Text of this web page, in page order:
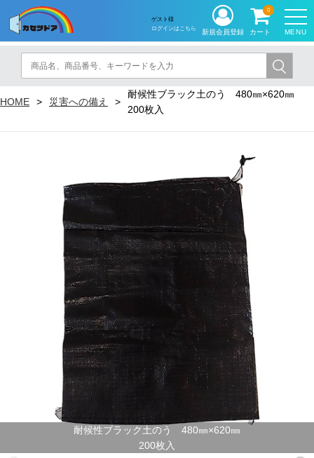
MENU
ゲスト様
ログインはこちら
新規会員登録 カート
0
HOME 災害への備え
耐候性ブラック土のう 480㎜×620㎜
200枚入
耐候性ブラック土のう 480㎜×620㎜
200枚入